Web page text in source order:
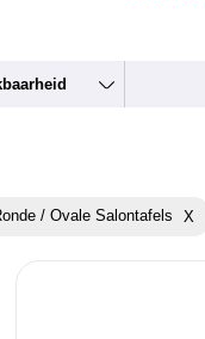
/ Ovale Salontafels X